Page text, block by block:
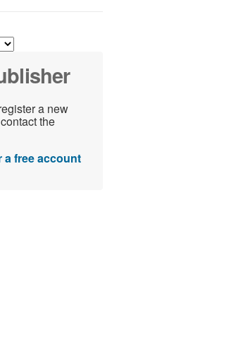
a new
the
a free account